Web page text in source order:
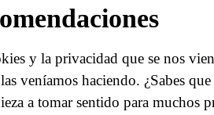
y la privacidad que se nos
veníamos haciendo. ¿Sabes
a tomar sentido para muchos